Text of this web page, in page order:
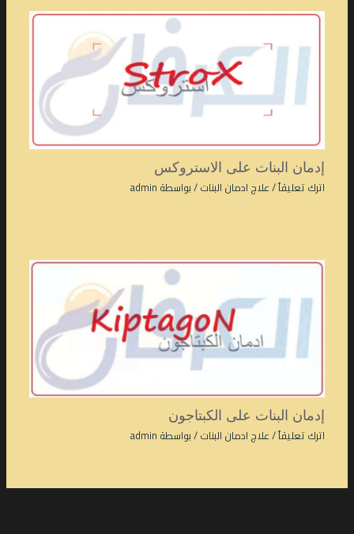
إدمان البنات على الاستروكس
اترك تعليقاً/علاج ادمان البنات/ بواسطة admin
إدمان البنات على الكبتاجون
اترك تعليقاً/علاج ادمان البنات/ بواسطة admin